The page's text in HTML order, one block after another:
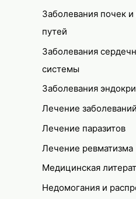
Заболевания почек
путей
Заболевания
системы
Заболевания
Лечение
Лечение паразитов
Лечение ревматизма
Медицинская
Недомогания и